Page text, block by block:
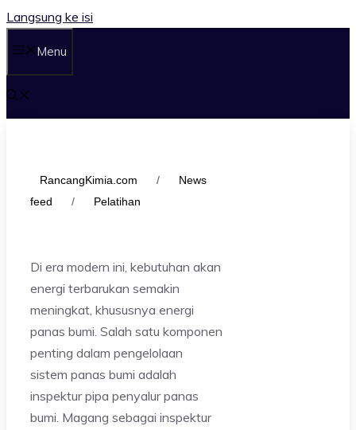
Langsung ke isi
Menu
RancangKimia.com /
News
feed
/ Pelatihan
Di era modern ini, kebutuhan akan
energi terbarukan semakin
meningkat, khususnya energi
panas bumi. Salah satu komponen
penting dalam pengelolaan
sistem panas bumi adalah
inspektur pipa penyalur panas
bumi. Magang sebagai inspektur